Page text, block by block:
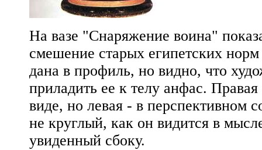
На вазе "Снаряжение воина"
смешение старых египетских
дана в профиль, но видно, что
приладить ее к телу анфас.
виде, но левая - в перспективном
не круглый, как он видится в
увиденный сбоку.